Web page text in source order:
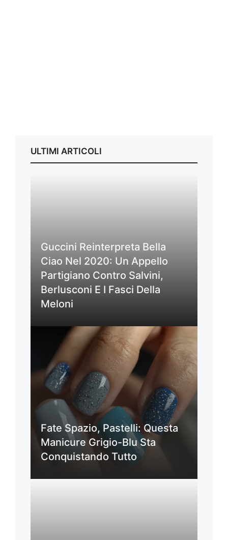
ULTIMI ARTICOLI
Guccini Reinterpreta Bella
Ciao Nel 2020: Un Appello
Partigiano Contro Salvini,
Berlusconi E I Fasci Della
Meloni
Fate Spazio, Pastelli: Questa
Manicure Grigio-Blu Sta
Conquistando Tutto